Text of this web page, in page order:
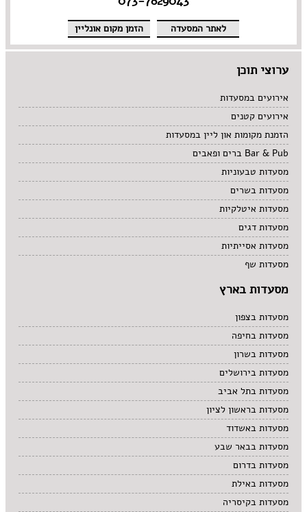
לאתר המסעדה הזמן מקום אונליין
ערוצי תוכן
אירועים במסעדות
אירועים קטנים
הזמנת מקומות און ליין במסעדות
Bar & Pub ברים ופאבים
מסעדות טבעוניות
מסעדות בשרים
מסעדות איטלקיות
מסעדות דגים
מסעדות אסייתיות
מסעדות שף
מסעדות בארץ
מסעדות בצפון
מסעדות בחיפה
מסעדות בשרון
מסעדות בירושלים
מסעדות בתל אביב
מסעדות בראשון לציון
מסעדות באשדוד
מסעדות בבאר שבע
מסעדות בדרום
מסעדות באילת
מסעדות בקיסריה